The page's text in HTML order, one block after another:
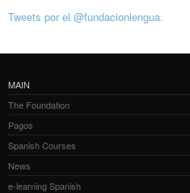
Tweets por el @fundacionlengua.
MAIN
The Foundation
Pagos
Spanish Courses
News
e-learning Spanish